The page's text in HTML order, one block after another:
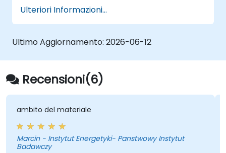
automatizzate.
Ulteriori Informazioni...
Ultimo Aggiornamento: 2026-06-12
Recensioni(6)
ambito del materiale
Marcin - Instytut Energetyki- Panstwowy Instytut
Badawczy